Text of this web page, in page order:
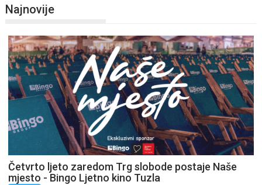
Najnovije
Četvrto ljeto zaredom Trg slobode postaje Naše
mjesto - Bingo Ljetno kino Tuzla